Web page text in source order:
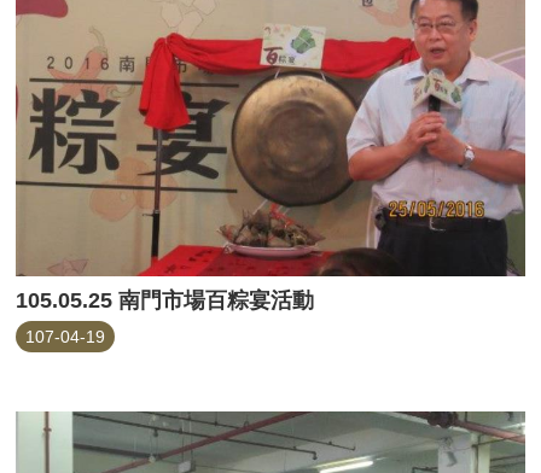
105.05.25 南門市場百粽宴活動
107-04-19